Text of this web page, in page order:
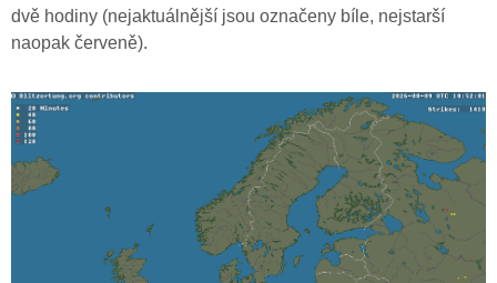
dvě hodiny (nejaktuálnější jsou označeny bíle, nejstarší
naopak červeně).